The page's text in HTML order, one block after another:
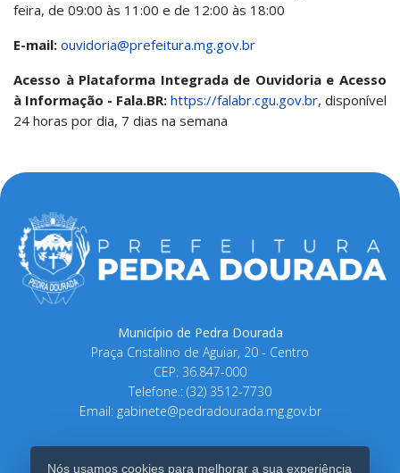
feira, de 09:00 às 11:00 e de 12:00 às 18:00
E-mail: ouvidoria@prefeitura.mg.gov.br
Acesso à Plataforma Integrada de Ouvidoria e Acesso
à Informação - Fala.BR: https://falabr.cgu.gov.br, disponível
24 horas por dia, 7 dias na semana
Município de Pedra Dourada
Praça Cristalino de Aguiar, 20 - Centro
CEP: 36.847-000
Telefone.: (32) 3512-7730
Email: gabinete@pedradourada.mg.gov.br
Nós usamos cookies para melhorar a sua experiência